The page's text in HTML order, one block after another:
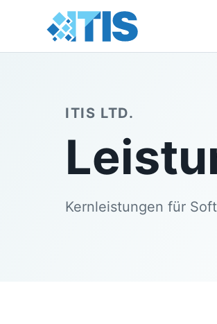
ITIS LTD.
Kernleistungen für